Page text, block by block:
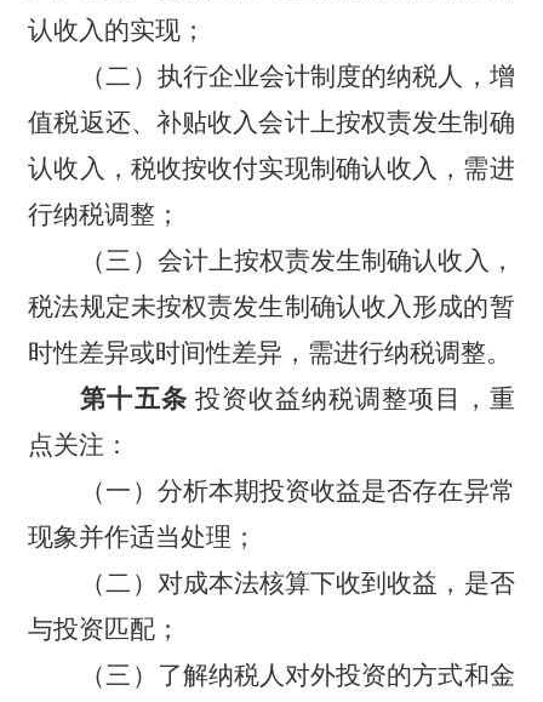
认收入的实现；
（二）执行企业会计制度的纳税人，增
值税返还、补贴收入会计上按权责发生制确
认收入，税收按收付实现制确认收入，需进
行纳税调整；
（三）会计上按权责发生制确认收入，
税法规定未按权责发生制确认收入形成的暂
时性差异或时间性差异，需进行纳税调整。
第十五条 投资收益纳税调整项目，重
点关注：
（一）分析本期投资收益是否存在异常
现象并作适当处理；
（二）对成本法核算下收到收益，是否
与投资匹配；
（三）了解纳税人对外投资的方式和金